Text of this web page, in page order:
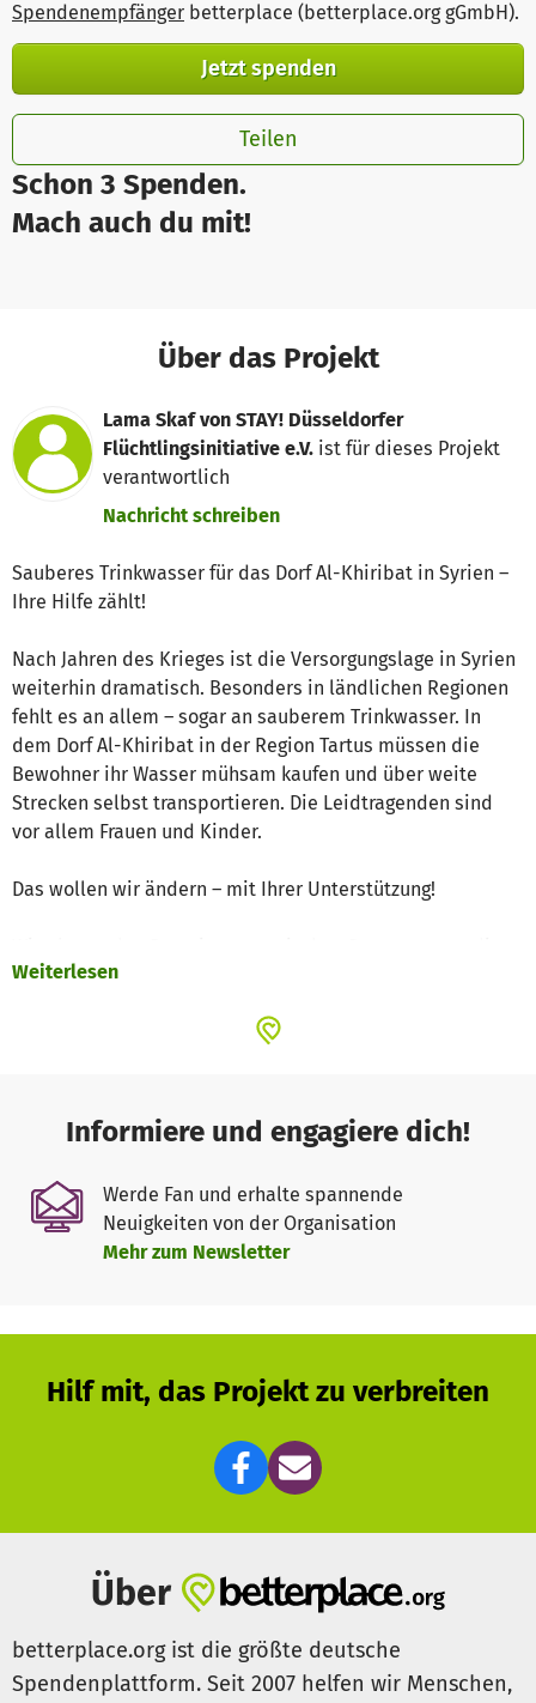
Schon 3 Spenden.
Mach auch du mit!
Spendenempfänger betterplace (betterplace.org gGmbH).
Jetzt spenden
Teilen
Über das Projekt
Lama Skaf von STAY! Düsseldorfer
Flüchtlingsinitiative e.V. ist für dieses Projekt
verantwortlich
Nachricht schreiben
Sauberes Trinkwasser für das Dorf Al-Khiribat in Syrien –
Ihre Hilfe zählt!
Nach Jahren des Krieges ist die Versorgungslage in Syrien
weiterhin dramatisch. Besonders in ländlichen Regionen
fehlt es an allem – sogar an sauberem Trinkwasser. In
dem Dorf Al-Khiribat in der Region Tartus müssen die
Bewohner ihr Wasser mühsam kaufen und über weite
Strecken selbst transportieren. Die Leidtragenden sind
vor allem Frauen und Kinder.
Das wollen wir ändern – mit Ihrer Unterstützung!
Trinkwasserversorgung in Al-Khiribat nachhaltig zu
erhalten dadurch direkten Zugang zu sauberem Wasser –
Das Projekt im Überblick:
Gesamtkosten: 24.600 Euro
Brunnenbohrung und Ausrüstung: 10.000 Euro
Solarbetriebenes Energiesystem: 3.600 Euro
Die Wirkung Ihrer Spende:
Stärkung von Frauen und Kindern: Keine stundenlangen
Wege mehr, um Wasser zu holen.
Langfristige Veränderung: Ein nachhaltiges Projekt mit
Weiterlesen
Informiere und engagiere dich!
Werde Fan und erhalte spannende
Neuigkeiten von der Organisation
Mehr zum Newsletter
Hilf mit, das Projekt zu verbreiten
Über
betterplace.org ist die größte deutsche
Spendenplattform. Seit 2007 helfen wir Menschen,